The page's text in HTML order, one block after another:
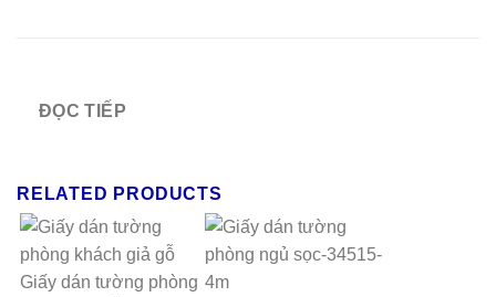
ĐỌC TIẾP
RELATED PRODUCTS
Giấy dán tường phòng